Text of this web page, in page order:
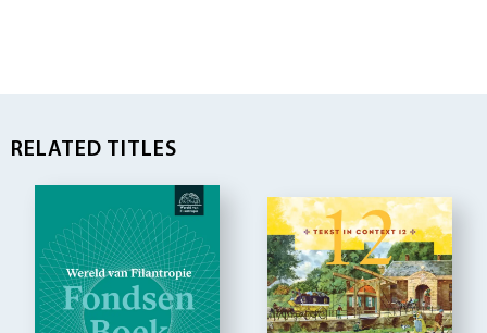
RELATED TITLES